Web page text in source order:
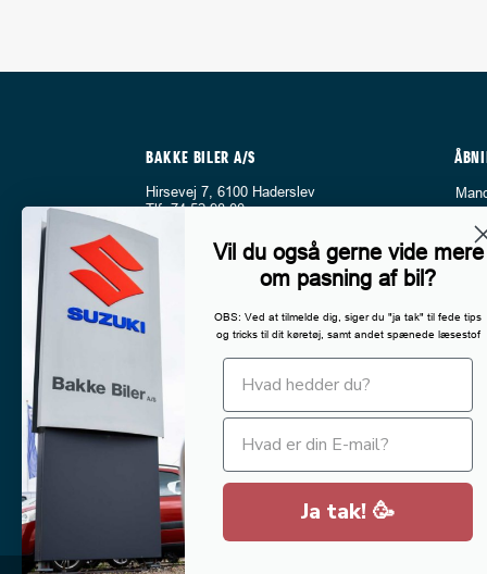
BAKKE BILER A/S
Hirsevej 7, 6100 Haderslev
Tlf:74 52 98 00
Hold dig opdateret med seneste nyt
fra os på Facebook
FØLG OS
Fra
9/8
vi
Ring
Vil du også gerne vide mere
om pasning af bil?
OBS: Ved at tilmelde dig, siger du "ja tak" til fede tips
og tricks til dit køretøj, samt andet spænede læsestof
Ja tak! 🥳